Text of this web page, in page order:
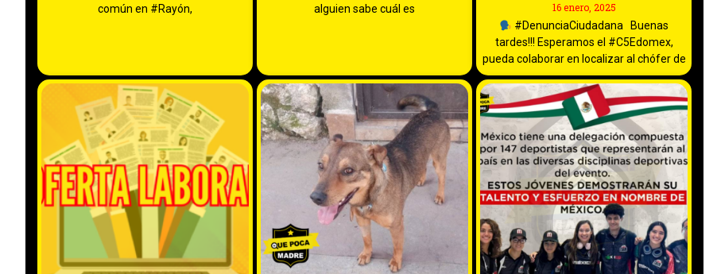
común en #Rayón,
alguien sabe cuál es
16 enero, 2025
#DenunciaCiudadana Buenas
tardes!!! Esperamos el #C5Edomex,
pueda colaborar en localizar al chófer de